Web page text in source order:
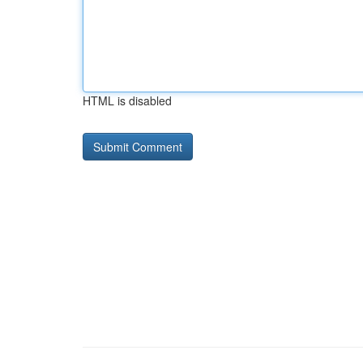
HTML is disabled